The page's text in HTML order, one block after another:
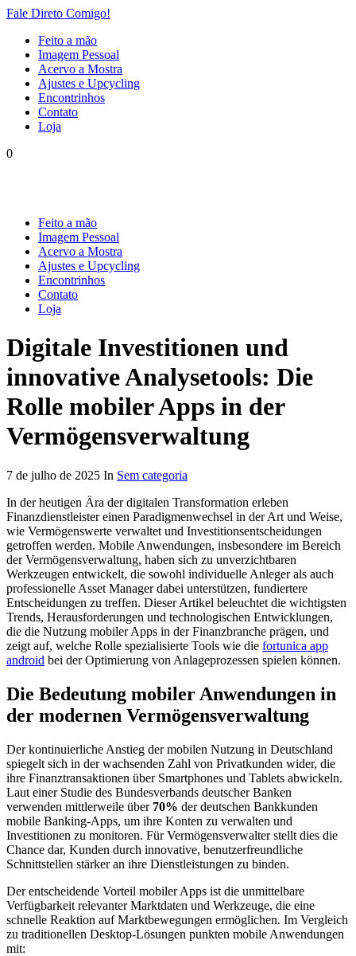
Fale Direto Comigo!
Feito a mão
Imagem Pessoal
Acervo a Mostra
Ajustes e Upcycling
Encontrinhos
Contato
Loja
0
Feito a mão
Imagem Pessoal
Acervo a Mostra
Ajustes e Upcycling
Encontrinhos
Contato
Loja
Digitale Investitionen und
innovative Analysetools: Die
Rolle mobiler Apps in der
Vermögensverwaltung
7 de julho de 2025 In Sem categoria
In der heutigen Ära der digitalen Transformation erleben
Finanzdienstleister einen Paradigmenwechsel in der Art und Weise,
wie Vermögenswerte verwaltet und Investitionsentscheidungen
getroffen werden. Mobile Anwendungen, insbesondere im Bereich
der Vermögensverwaltung, haben sich zu unverzichtbaren
Werkzeugen entwickelt, die sowohl individuelle Anleger als auch
professionelle Asset Manager dabei unterstützen, fundiertere
Entscheidungen zu treffen. Dieser Artikel beleuchtet die wichtigsten
Trends, Herausforderungen und technologischen Entwicklungen,
die die Nutzung mobiler Apps in der Finanzbranche prägen, und
zeigt auf, welche Rolle spezialisierte Tools wie die fortunica app
android bei der Optimierung von Anlageprozessen spielen können.
Die Bedeutung mobiler Anwendungen in
der modernen Vermögensverwaltung
Der kontinuierliche Anstieg der mobilen Nutzung in Deutschland
spiegelt sich in der wachsenden Zahl von Privatkunden wider, die
ihre Finanztransaktionen über Smartphones und Tablets abwickeln.
Laut einer Studie des Bundesverbands deutscher Banken
verwenden mittlerweile über 70% der deutschen Bankkunden
mobile Banking-Apps, um ihre Konten zu verwalten und
Investitionen zu monitoren. Für Vermögensverwalter stellt dies die
Chance dar, Kunden durch innovative, benutzerfreundliche
Schnittstellen stärker an ihre Dienstleistungen zu binden.
Der entscheidende Vorteil mobiler Apps ist die unmittelbare
Verfügbarkeit relevanter Marktdaten und Werkzeuge, die eine
schnelle Reaktion auf Marktbewegungen ermöglichen. Im Vergleich
zu traditionellen Desktop-Lösungen punkten mobile Anwendungen
mit: